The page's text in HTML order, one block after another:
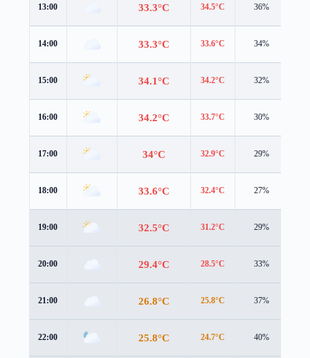
13:00 33.3°C 34.5°C 36%
14:00 33.3°C 33.6°C 34%
15:00 34.1°C 34.2°C 32%
16:00 34.2°C 33.7°C 30%
17:00 34°C 32.9°C 29%
18:00 33.6°C 32.4°C 27%
19:00 32.5°C 31.2°C 29%
20:00 29.4°C 28.5°C 33%
21:00 26.8°C 25.8°C 37%
22:00 25.8°C 24.7°C 40%